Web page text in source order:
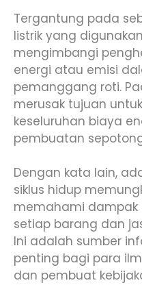
Tergantung pada
listrik yang
mengimbangi
energi atau emisi
pemanggang roti.
merusak tujuan
keseluruhan biaya
pembuatan
Dengan kata lain,
siklus hidup
memahami dampak
setiap barang dan
Ini adalah sumber
penting bagi para
dan pembuat